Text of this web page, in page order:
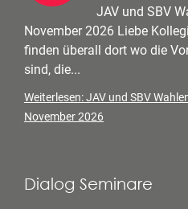
JAV und SBV
November 2026 Liebe
finden überall dort wo die
sind, die...
Weiterlesen: JAV und SBV
November 2026
Dialog Seminare